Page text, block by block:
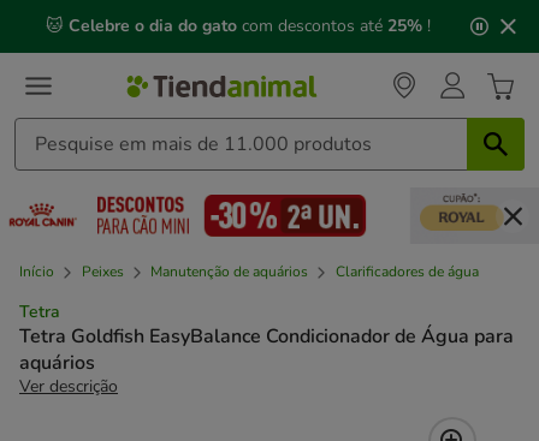
mensagem,
🐱 Celebre o dia do gato com descontos até 25% !
Início Peixes Manutenção de aquários Clarificadores de água
Tetra
Tetra Goldfish EasyBalance Condicionador de Água para
aquários
Ver descrição